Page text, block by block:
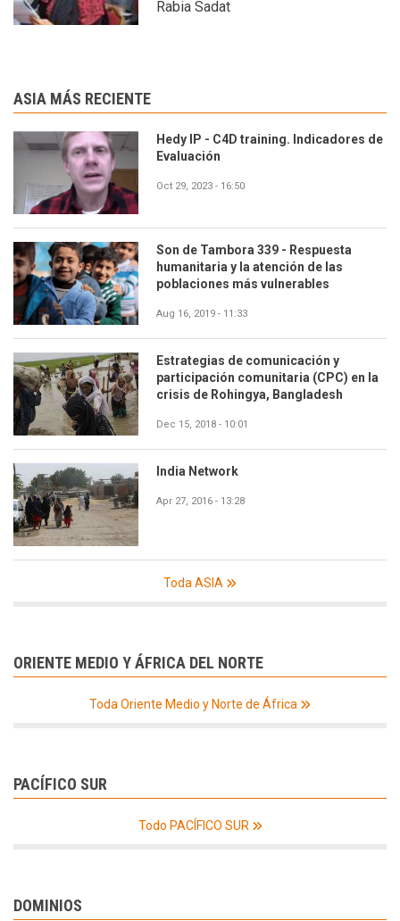
Rabia Sadat
ASIA MÁS RECIENTE
Hedy IP - C4D training. Indicadores de
Evaluación
Oct 29, 2023 - 16:50
Son de Tambora 339 - Respuesta
humanitaria y la atención de las
poblaciones más vulnerables
Aug 16, 2019 - 11:33
Estrategias de comunicación y
participación comunitaria (CPC) en la
crisis de Rohingya, Bangladesh
Dec 15, 2018 - 10:01
India Network
Apr 27, 2016 - 13:28
Toda ASIA
ORIENTE MEDIO Y ÁFRICA DEL NORTE
Toda Oriente Medio y Norte de África
PACÍFICO SUR
Todo PACÍFICO SUR
DOMINIOS